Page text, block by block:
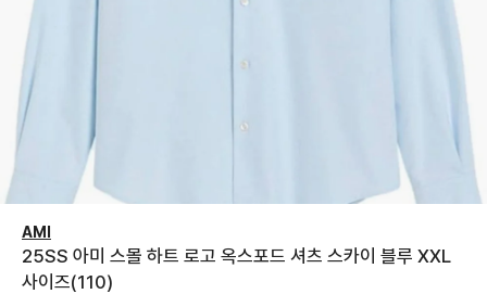
AMI
25SS 아미 스몰 하트 로고 옥스포드 셔츠 스카이 블루 XXL
사이즈(110)